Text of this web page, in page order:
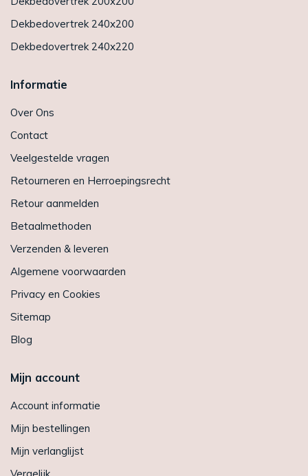
Dekbedovertrek 240x200
Dekbedovertrek 240x220
Informatie
Over Ons
Contact
Veelgestelde vragen
Retourneren en Herroepingsrecht
Retour aanmelden
Betaalmethoden
Verzenden & leveren
Algemene voorwaarden
Privacy en Cookies
Sitemap
Blog
Mijn account
Account informatie
Mijn bestellingen
Mijn verlanglijst